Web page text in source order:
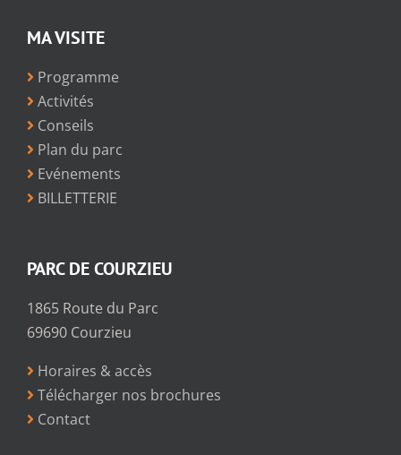
MA VISITE
Programme
Activités
Conseils
Plan du parc
Evénements
BILLETTERIE
PARC DE COURZIEU
1865 Route du Parc
69690 Courzieu
Horaires & accès
Télécharger nos brochures
Contact